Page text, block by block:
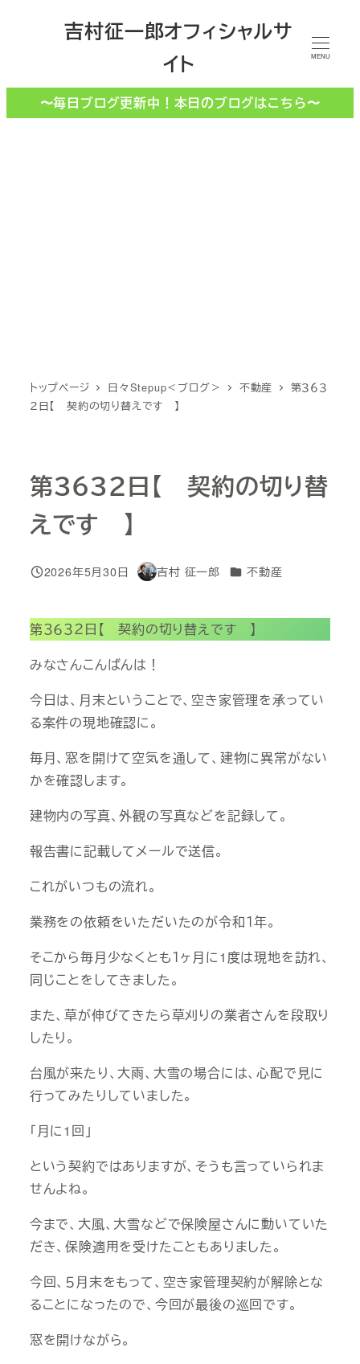
コ
吉村征一郎オフィシャルサ
イト
MENU
〜毎日ブログ更新中！本日のブログはこちら〜
トップページ 日々Stepup＜ブログ＞ 不動産
第３６３
２日【 契約の切り替えです 】
第３６３２日【 契約の切り替
えです 】
投稿日
2026年5月30日
著
吉村 征一郎 カテゴリー
不動産
第３６３２日【 契約の切り替えです 】
みなさんこんばんは！
今日は、月末ということで、空き家管理を承ってい
る案件の現地確認に。
毎月、窓を開けて空気を通して、建物に異常がない
かを確認します。
建物内の写真、外観の写真などを記録して。
報告書に記載してメールで送信。
これがいつもの流れ。
業務をの依頼をいただいたのが令和１年。
そこから毎月少なくとも１ヶ月に1度は現地を訪れ、
同じことをしてきました。
また、草が伸びてきたら草刈りの業者さんを段取り
したり。
台風が来たり、大雨、大雪の場合には、心配で見に
行ってみたりしていました。
「月に1回」
という契約ではありますが、そうも言っていられま
せんよね。
今まで、大風、大雪などで保険屋さんに動いていた
だき、保険適用を受けたこともありました。
今回、５月末をもって、空き家管理契約が解除とな
ることになったので、今回が最後の巡回です。
窓を開けながら。